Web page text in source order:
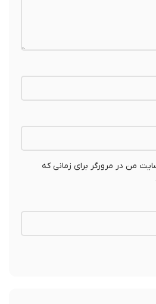
در مرورگر برای زمانی که